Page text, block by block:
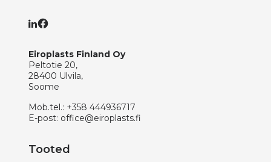
Eiroplasts Finland Oy
Peltotie 20,
28400 Ulvila,
Soome
Mob.tel.: +358 444936717
E-post: office@eiroplasts.fi
Tooted